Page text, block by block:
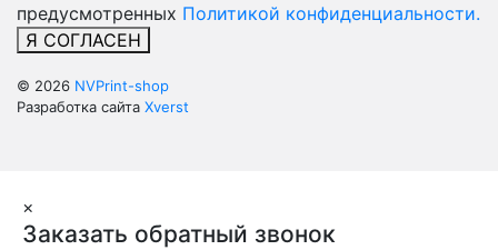
предусмотренных Политикой конфиденциальности.
Я СОГЛАСЕН
© 2026 NVPrint-shop
Разработка сайта Xverst
×
Заказать обратный звонок